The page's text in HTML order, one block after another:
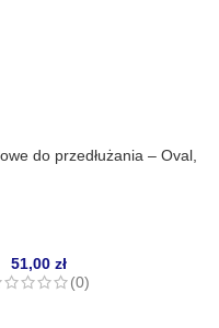
do przedłużania – Oval,
51,00zł
(0)